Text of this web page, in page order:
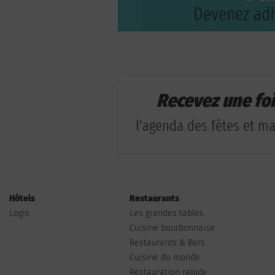
Devenez
Recevez une
l'agenda des fêtes et
Hôtels
Logis
Restaurants
Les grandes tables
Cuisine bourbonnaise
Restaurants & Bars
Cuisine du monde
Restauration rapide